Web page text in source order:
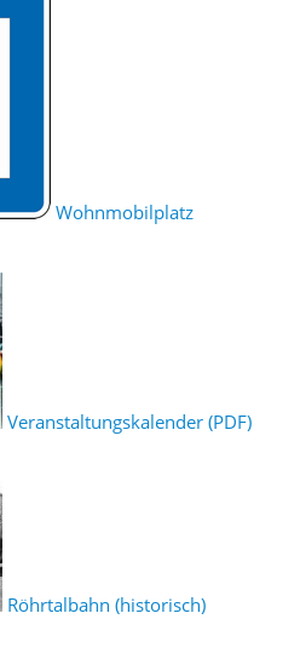
Wohnmobilplatz
Veranstaltungskalender (PDF)
Röhrtalbahn (historisch)